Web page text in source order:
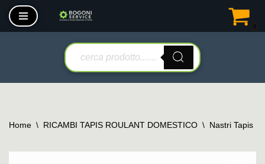
Vai
Home \ RICAMBI TAPIS ROULANT DOMESTICO \ Nastri Tapis